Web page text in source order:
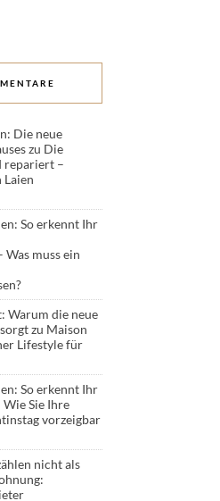
Die neue
zu Die
repariert –
So erkennt Ihr
muss ein
Warum die neue
zu Maison
Lifestyle für
So erkennt Ihr
Wie Sie Ihre
vorzeigbar
nicht als